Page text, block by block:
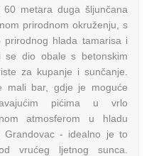
60 metara duga šljunčana
prirodnom okruženju, s
hlada tamarisa i
se dio obale s betonskim
za kupanje i sunčanje.
mali bar, gdje je moguće
pićima u vrlo
atmosferom u hladu
- idealno je to
vrućeg ljetnog sunca.